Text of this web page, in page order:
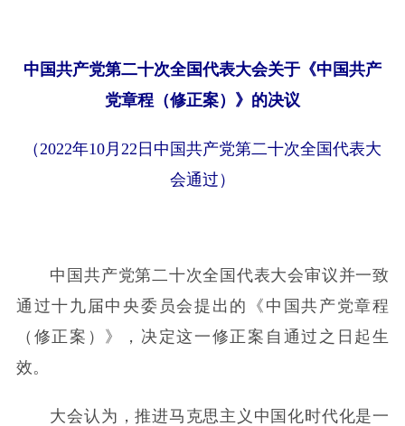
中国共产党第二十次全国代表大会关于《中国共产
党章程（修正案）》的决议
（2022年10月22日中国共产党第二十次全国代表大
会通过）
中国共产党第二十次全国代表大会审议并一致
通过十九届中央委员会提出的《中国共产党章程
（修正案）》，决定这一修正案自通过之日起生
效。
大会认为，推进马克思主义中国化时代化是一